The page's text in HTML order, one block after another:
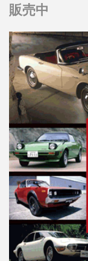
販売中